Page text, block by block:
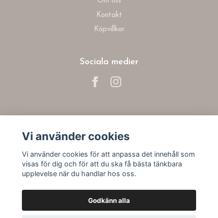
Kontakt
Köpvillkor
Sociala medier
Vi använder cookies
Vi använder cookies för att anpassa det innehåll som
visas för dig och för att du ska få bästa tänkbara
upplevelse när du handlar hos oss.
Godkänn alla